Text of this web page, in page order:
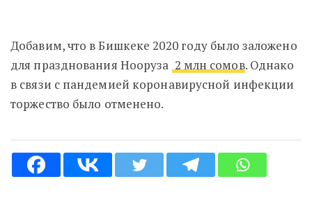
Добавим, что в Бишкеке 2020 году было заложено
для празднования Нооруза 2 млн сомов. Однако
в связи с пандемией коронавирусной инфекции
торжество было отменено.